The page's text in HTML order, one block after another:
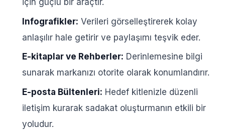
için güçlü bir araçtır.
Infografikler: Verileri görselleştirerek kolay
anlaşılır hale getirir ve paylaşımı teşvik eder.
E-kitaplar ve Rehberler: Derinlemesine bilgi
sunarak markanızı otorite olarak konumlandırır.
E-posta Bültenleri: Hedef kitlenizle düzenli
iletişim kurarak sadakat oluşturmanın etkili bir
yoludur.